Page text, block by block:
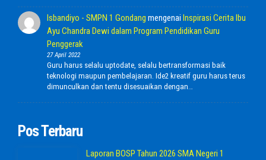
Isbandiyo - SMPN 1 Gondang mengenai Inspirasi Cerita Ibu
Ayu Chandra Dewi dalam Program Pendidikan Guru
Penggerak
27 April 2022
Guru harus selalu uptodate, selalu bertransformasi baik
teknologi maupun pembelajaran. Ide2 kreatif guru harus terus
dimunculkan dan tentu disesuaikan dengan…
Pos Terbaru
Laporan BOSP Tahun 2026 SMA Negeri 1